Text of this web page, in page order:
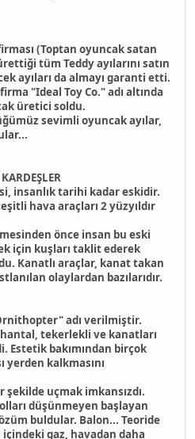
(Toptan oyuncak satan
tüm Teddy ayılarını satın
ayıları da almayı garanti etti.
"Ideal Toy Co." adı altında
üretici soldu.
sevimli oyuncak ayılar,
insanlık tarihi kadar eskidir.
hava araçları 2 yüzyıldır
önce insan bu eski
için kuşları taklit ederek
Kanatlı araçlar, kanat takan
olaylardan bazılarıdır.
adı verilmiştir.
tekerlekli ve kanatları
Estetik bakımından birçok
yerden kalkmasını
şekilde uçmak imkansızdı.
düşünmeyen başlayan
buldular. Balon... Teoride
gaz, havadan daha